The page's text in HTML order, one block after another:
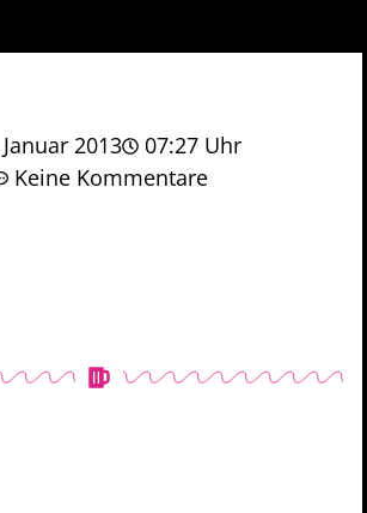
2013
07:27 Uhr
Keine Kommentare